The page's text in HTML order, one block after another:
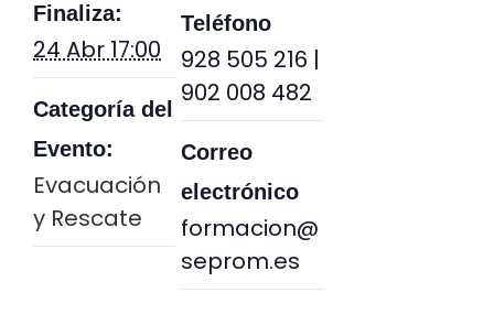
Finaliza:
24 Abr 17:00
Categoría del
Evento:
Evacuación
y Rescate
Teléfono
928 505 216 |
902 008 482
Correo
electrónico
formacion@
seprom.es